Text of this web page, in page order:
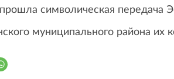
символическая передача
муниципального района их